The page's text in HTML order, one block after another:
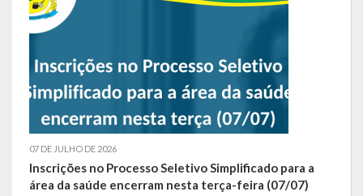
07 DE JULHO DE 2026
Inscrições no Processo Seletivo Simplificado para a
área da saúde encerram nesta terça-feira (07/07)